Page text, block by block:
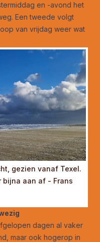
en -avond het
Een tweede volgt
van vrijdag weer wat
gezien vanaf Texel.
bijna aan af - Frans
dagen al vaker
maar ook hogerop in